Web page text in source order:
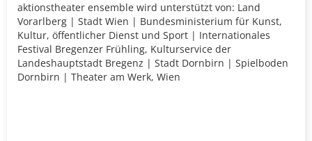
aktionstheater ensemble wird unterstützt von: Land
Vorarlberg | Stadt Wien | Bundesministerium für Kunst,
Kultur, öffentlicher Dienst und Sport | Internationales
Festival Bregenzer Frühling, Kulturservice der
Landeshauptstadt Bregenz | Stadt Dornbirn | Spielboden
Dornbirn | Theater am Werk, Wien